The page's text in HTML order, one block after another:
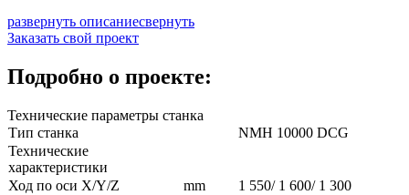
развернуть описаниесвернуть
Заказать свой проект
Подробно о проекте:
Технические параметры станка
Тип станка
NMH 10000 DCG
Технические
характеристики
Ход по оси X/Y/Z
mm
1 550/ 1 600/ 1 300